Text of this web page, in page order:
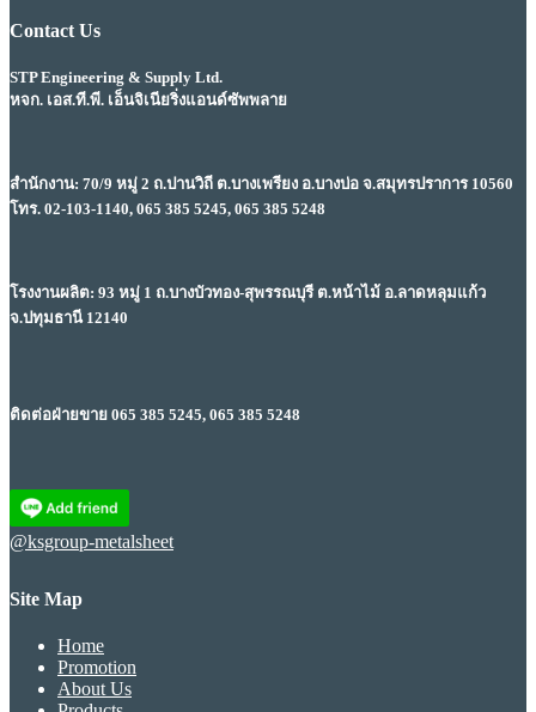
Contact Us
STP Engineering & Supply Ltd.
หจก. เอส.ที.พี. เอ็นจิเนียริ่งแอนด์ซัพพลาย
สำนักงาน: 70/9 หมู่ 2 ถ.ปานวิถี ต.บางเพรียง อ.บางบ่อ จ.สมุทรปราการ 10560
โทร. 02-103-1140, 065 385 5245, 065 385 5248
โรงงานผลิต: 93 หมู่ 1 ถ.บางบัวทอง-สุพรรณบุรี ต.หน้าไม้ อ.ลาดหลุมแก้ว
จ.ปทุมธานี 12140
ติดต่อฝ่ายขาย 065 385 5245, 065 385 5248
@ksgroup-metalsheet
Site Map
Home
Promotion
About Us